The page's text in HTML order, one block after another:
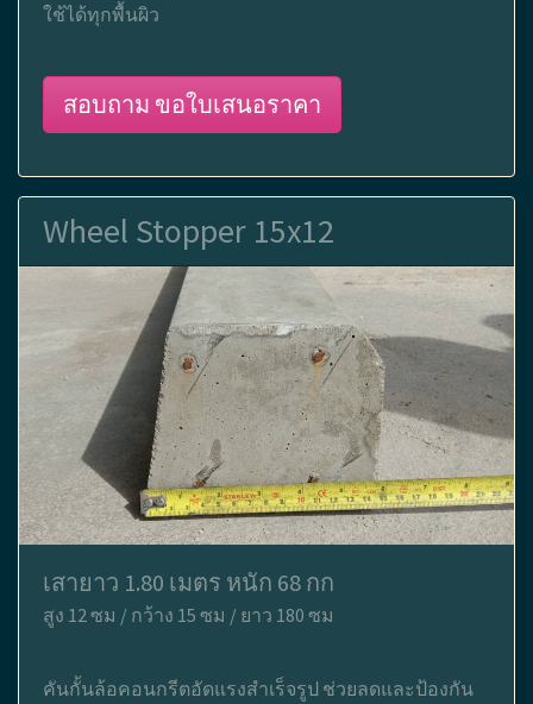
ใช้ได้ทุกพื้นผิว
สอบถาม ขอใบเสนอราคา
Wheel Stopper 15x12
เสายาว 1.80 เมตร หนัก 68 กก
สูง 12 ซม / กว้าง 15 ซม / ยาว 180 ซม
คันกั้นล้อคอนกรีตอัดแรงสำเร็จรูป ช่วยลดและป้องกัน